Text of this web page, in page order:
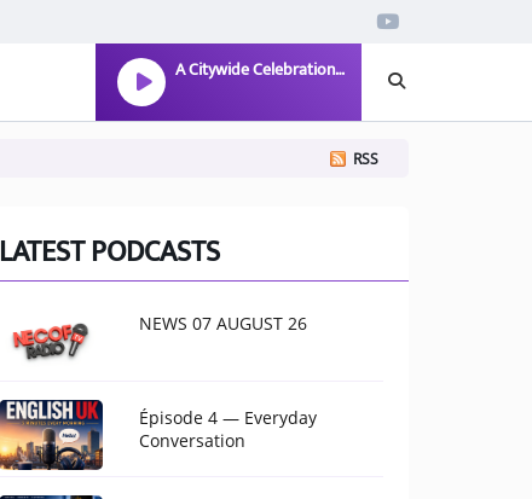
A Citywide Celebration of Childhood
RSS
LATEST PODCASTS
NEWS 07 AUGUST 26
Épisode 4 — Everyday
Conversation